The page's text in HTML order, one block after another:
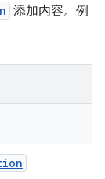
添加内容。例